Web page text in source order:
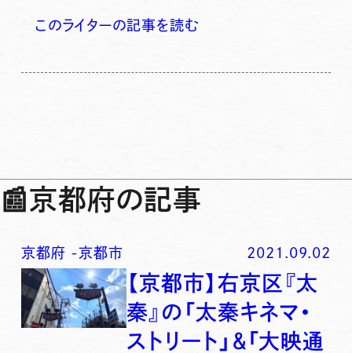
このライターの記事を読む
📰京都府の記事
京都府 -京都市 2021.09.02
【京都市】右京区『太
秦』の「太秦キネマ・
ストリート」＆「大映通